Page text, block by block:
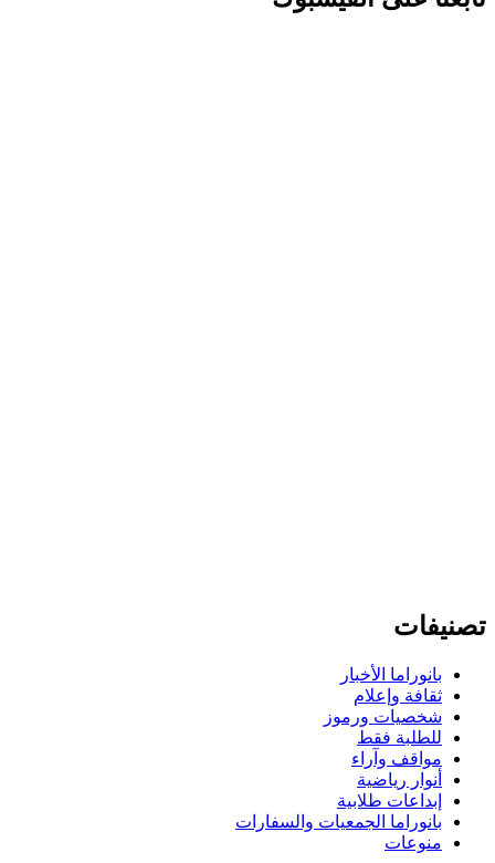
تصنيفات
بانوراما الأخبار
ثقافة وإعلام
شخصيات ورموز
للطلبة فقط
مواقف وآراء
أنوار رياضية
إبداعات طلابية
بانوراما الجمعيات والسفارات
منوعات